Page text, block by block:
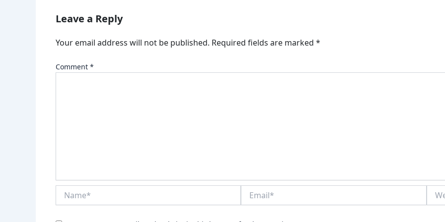
Leave a Reply
Your email address will not be published. Required fields are marked *
Comment *